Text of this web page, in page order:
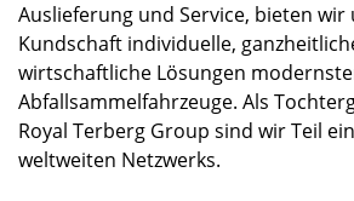
Auslieferung und Service, bieten wir
Kundschaft individuelle,
wirtschaftliche Lösungen
Abfallsammelfahrzeuge. Als
Royal Terberg Group sind wir Teil
weltweiten Netzwerks.